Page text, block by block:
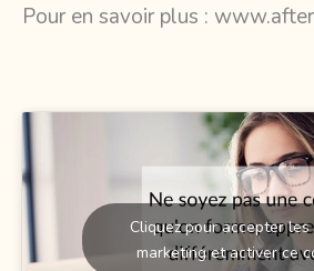
Pour en savoir plus :
Cliquez pour accepter les
marketing et activer ce